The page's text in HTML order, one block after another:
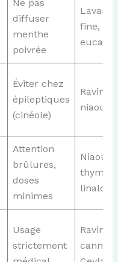
Ne pas
diffuser
menthe
poivrée
fine,
Éviter chez
épileptiques
(cinéole)
niaouli
Attention
brûlures,
doses
minimes
Niaouli,
thym à
linalol
Usage
strictement